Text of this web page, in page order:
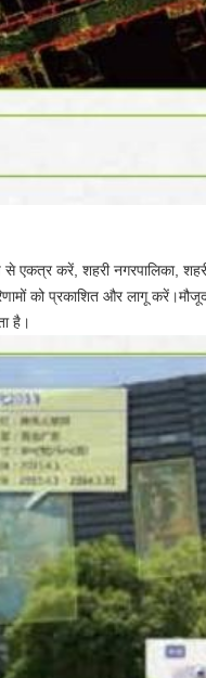
एकत्र करें, शहरी नगरपालिका,
को प्रकाशित और लागू
है।